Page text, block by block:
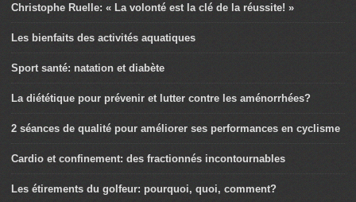
Christophe Ruelle: « La volonté est la clé de la réussite! »
Les bienfaits des activités aquatiques
Sport santé: natation et diabète
La diététique pour prévenir et lutter contre les aménorrhées?
2 séances de qualité pour améliorer ses performances en cyclisme
Cardio et confinement: des fractionnés incontournables
Les étirements du golfeur: pourquoi, quoi, comment?